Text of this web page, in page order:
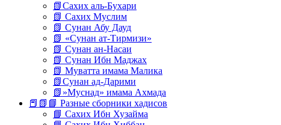
📗Сахих аль-Бухари
📗 Сахих Муслим
📗 Сунан Абу Дауд
📗 «Сунан ат-Тирмизи»
📗 Сунан ан-Насаи
📗 Сунан Ибн Маджах
📗 Муватта имама Малика
📗Сунан ад-Дарими
📗»Муснад» имама Ахмада
📕📗📘 Разные сборники хадисов
📘 Сахих Ибн Хузайма